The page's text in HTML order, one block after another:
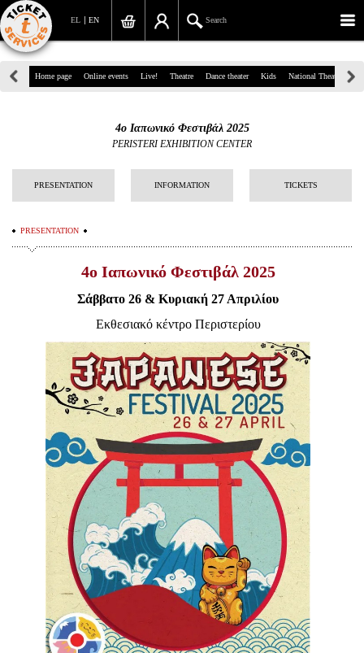
EN
EL Search
39, Panepistimiou Str, Athens
info@ticketservices.gr
Search
Sign up/Sign in
Search your order
Personal Data
Είσοδος διαχειριστή
Home page Online events Live! Theatre Dance theater Kids National Theatre
4o Iαπωνικό Φεστιβάλ 2025
PERISTERI EXHIBITION CENTER
PRESENTATION INFORMATION TICKETS
PRESENTATION
4o Iαπωνικό Φεστιβάλ 2025
Σάββατο 26 & Κυριακή 27 Απριλίου
Εκθεσιακό κέντρο Περιστερίου